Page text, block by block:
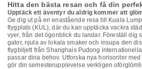
Hitta den bästa resan och få din
Upptäck ett äventyr du aldrig kommer att
Ge dig ut på en enastående resa till Kuala
flygplats (KUL), där du kan upptäcka vackra
vyer, från det ögonblick du landar. Föreställ dig
gator, njuta av lokala smaker och insupa den
flygbiljett från Shanghais Pudong
passar dina behov. Utforska nya horisonter
gör din semesterupplevelse verkligen